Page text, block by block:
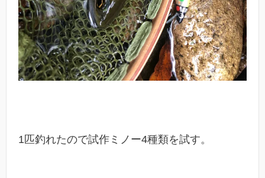
1匹釣れたので試作ミノー4種類を試す。